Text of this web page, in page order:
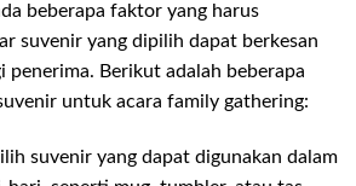
beberapa faktor yang harus
suvenir yang dipilih dapat berkesan
penerima. Berikut adalah beberapa
untuk acara family gathering:
suvenir yang dapat digunakan dalam